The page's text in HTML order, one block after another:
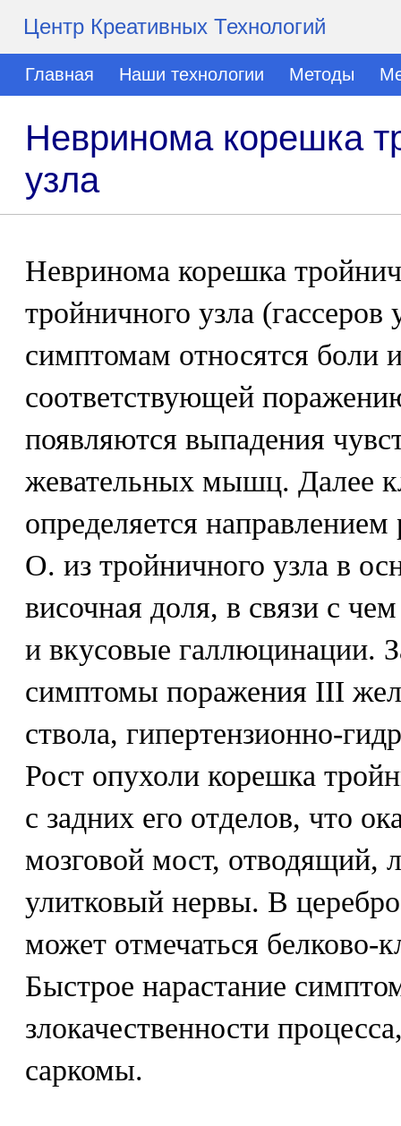
Центр Креативных Технологий
Главная Наши технологии Методы
Невринома корешка
узла
Невринома корешка
тройничного узла
симптомам относятся боли
соответствующей
появляются выпадения
жевательных мышц. Далее
определяется
О. из тройничного узла в
височная доля, в связи с
и вкусовые галлюцинации.
симптомы поражения III
ствола, гипертензионно-
Рост опухоли корешка
с задних его отделов, что
мозговой мост, отводящий,
улитковый нервы. В
может отмечаться белково-
Быстрое нарастание
злокачественности
саркомы.